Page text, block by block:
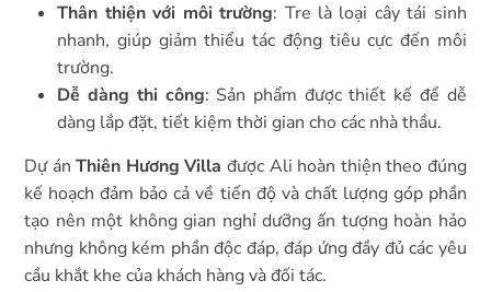
Thân thiện với môi trường: Tre là loại cây tái sinh
nhanh, giúp giảm thiểu tác động tiêu cực đến môi
trường.
Dễ dàng thi công: Sản phẩm được thiết kế để dễ
dàng lắp đặt, tiết kiệm thời gian cho các nhà thầu.
Dự ánThiên Hương Villa được Ali hoàn thiện theo đúng
kế hoạch đảm bảo cả về tiến độ và chất lượng góp phần
tạo nên một không gian nghỉ dưỡng ấn tượng hoàn hảo
nhưng không kém phần độc đáp, đáp ứng đầy đủ các yêu
cầu khắt khe của khách hàng và đối tác.